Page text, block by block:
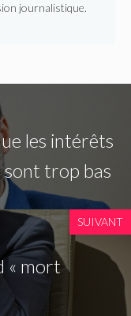
journalistique.
les intérêts
sont trop bas
SUIVANT
« mort